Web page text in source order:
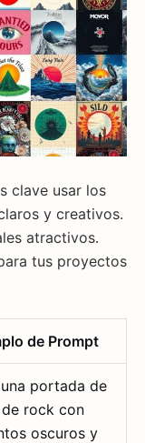
clave usar los
y creativos.
atractivos.
tus proyectos
de Prompt
portada de
rock con
oscuros y